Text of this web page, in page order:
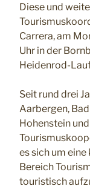
Diese und
Carrera, am
Uhr in der
Heidenrod-
Seit rund drei
Aarbergen,
Hohenstein
es sich um
Bereich
touristisch